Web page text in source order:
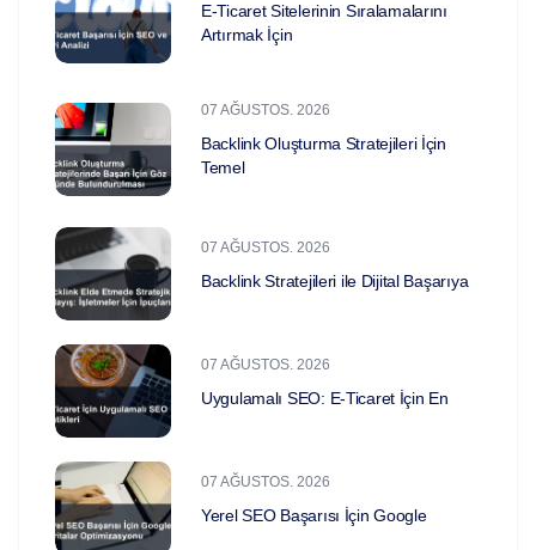
E-Ticaret Sitelerinin Sıralamalarını
Artırmak İçin
07 AĞUSTOS. 2026
Backlink Oluşturma Stratejileri İçin
Temel
07 AĞUSTOS. 2026
Backlink Stratejileri ile Dijital Başarıya
07 AĞUSTOS. 2026
Uygulamalı SEO: E-Ticaret İçin En
07 AĞUSTOS. 2026
Yerel SEO Başarısı İçin Google